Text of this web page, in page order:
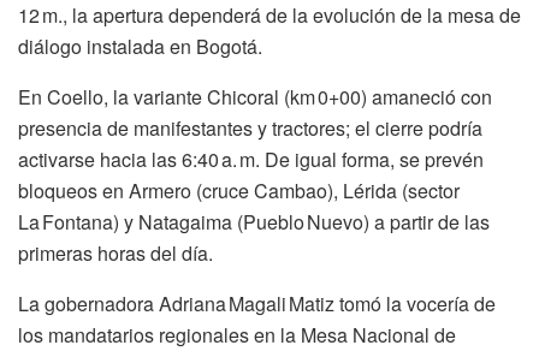
12 m., la apertura dependerá de la evolución de la mesa de
diálogo instalada en Bogotá.
En Coello, la variante Chicoral (km 0+00) amaneció con
presencia de manifestantes y tractores; el cierre podría
activarse hacia las 6:40 a. m. De igual forma, se prevén
bloqueos en Armero (cruce Cambao), Lérida (sector
La Fontana) y Natagaima (Pueblo Nuevo) a partir de las
primeras horas del día.
La gobernadora Adriana Magali Matiz tomó la vocería de
los mandatarios regionales en la Mesa Nacional de